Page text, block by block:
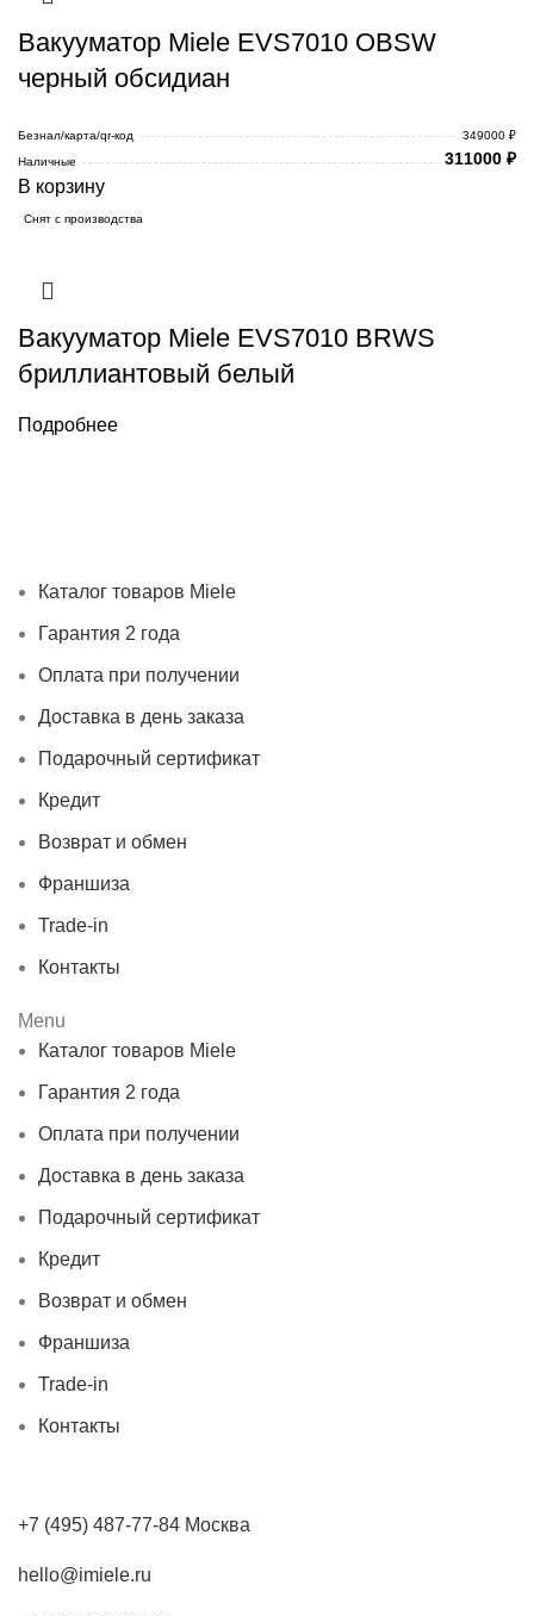
Вакууматор Miele EVS7010 OBSW
черный обсидиан
Безнал/карта/qr-код
349000 ₽
Наличные
311000 ₽
В корзину
Снят с производства
Вакууматор Miele EVS7010 BRWS
бриллиантовый белый
Подробнее
Каталог товаров Miele
Гарантия 2 года
Оплата при получении
Доставка в день заказа
Подарочный сертификат
Кредит
Возврат и обмен
Франшиза
Trade-in
Контакты
Menu
Каталог товаров Miele
Гарантия 2 года
Оплата при получении
Доставка в день заказа
Подарочный сертификат
Кредит
Возврат и обмен
Франшиза
Trade-in
Контакты
+7 (495) 487-77-84 Москва
hello@imiele.ru